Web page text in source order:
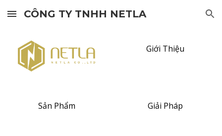
Skip to main content Skip to navigation
CÔNG TY TNHH NETLA
Giới Thiệu
Sản Phẩm Giải Pháp